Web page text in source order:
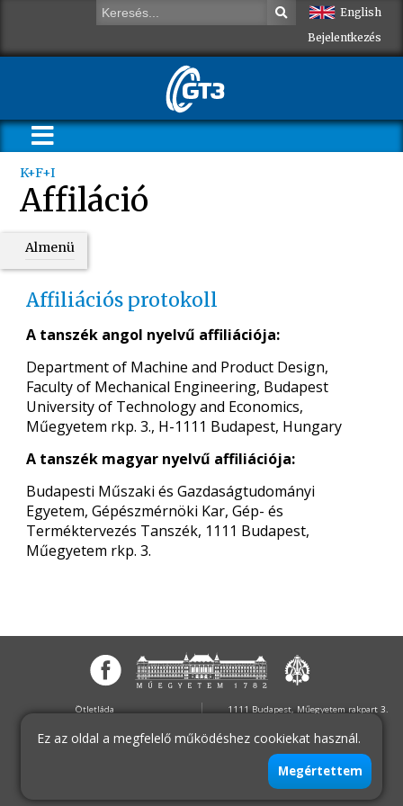
Ez az oldal a megfelelő működéshez cookiekat használ.
English
Bejelentkezés
K+F+I
Affiláció
Almenü
Affiliációs protokoll
A tanszék angol nyelvű affiliációja:
Department of Machine and Product Design,
Faculty of Mechanical Engineering, Budapest
University of Technology and Economics,
Műegyetem rkp. 3., H-1111 Budapest, Hungary
A tanszék magyar nyelvű affiliációja:
Budapesti Műszaki és Gazdaságtudományi
Egyetem, Gépészmérnöki Kar, Gép- és
Terméktervezés Tanszék, 1111 Budapest,
Műegyetem rkp. 3.
Ötletláda
Hírek
1111 Budapest, Műegyetem rakpart 3.
Telefon:+36-1-463-2345
Fax:+36-1-463-3510
E-mail:gt3@gt3.bme.hu